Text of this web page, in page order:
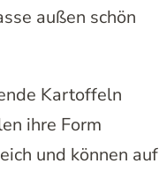
außen schön
Kartoffeln
ihre Form
und können auf